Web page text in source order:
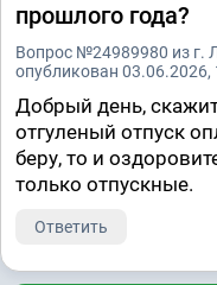
прошлого года?
Вопрос №24989980 из г.
опубликован 03.06.2026,
Добрый день,
отгуленый отпуск
беру, то и
только отпускные.
Ответить